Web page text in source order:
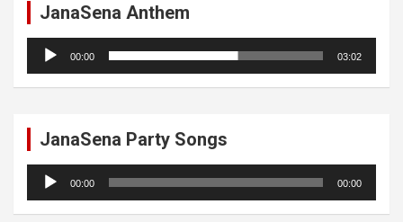
JanaSena Anthem
Audio
Player
00:00 03:02
JanaSena Party Songs
Audio
Player
00:00 00:00